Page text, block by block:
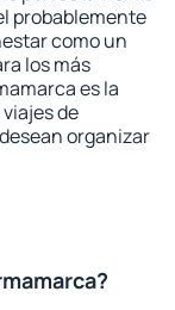
probablemente
como un
los más
es la
de
organizar